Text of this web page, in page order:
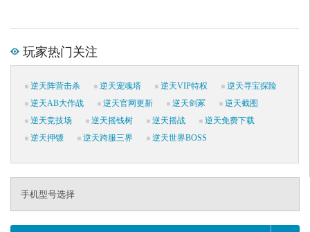
玩家热门关注
逆天阵营击杀 逆天宠魂塔 逆天VIP特权
逆天寻宝探险
逆天AB大作战
逆天官网更新 逆天剑冢
逆天截图
逆天竞技场
逆天摇钱树 逆天摇战
逆天免费下载
逆天押镖
逆天跨服三界 逆天世界BOSS
手机型号选择